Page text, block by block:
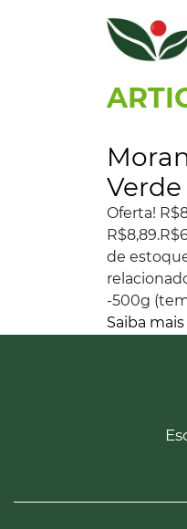
Verde
Oferta!
de
-500g
Saiba mais